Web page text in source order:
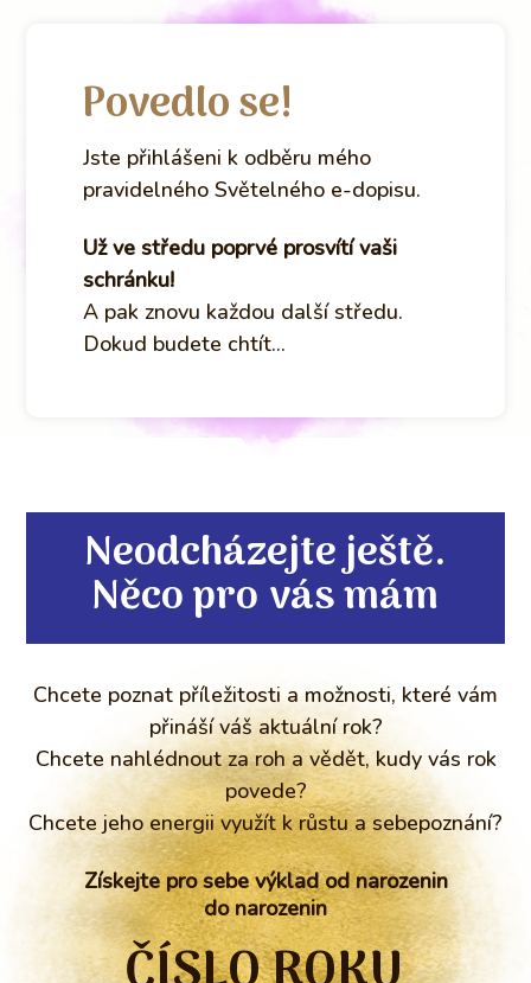
Povedlo se!
Jste přihlášeni k odběru mého
pravidelného Světelného e-dopisu.
Už ve středu poprvé prosvítí vaši
schránku!
A pak znovu každou další středu.
Dokud budete chtít...
Neodcházejte ještě.
Něco pro vás mám
Chcete poznat příležitosti a možnosti, které vám
přináší váš aktuální rok?
Chcete nahlédnout za roh a vědět, kudy vás rok
povede?
Chcete jeho energii využít k růstu a sebepoznání?
Získejte pro sebe výklad od narozenin
do narozenin